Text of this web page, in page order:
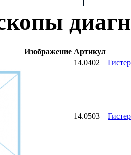
Изображение Артикул
14.0402
14.0503